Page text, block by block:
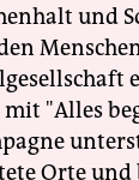
und
mit "Alles
Orte und